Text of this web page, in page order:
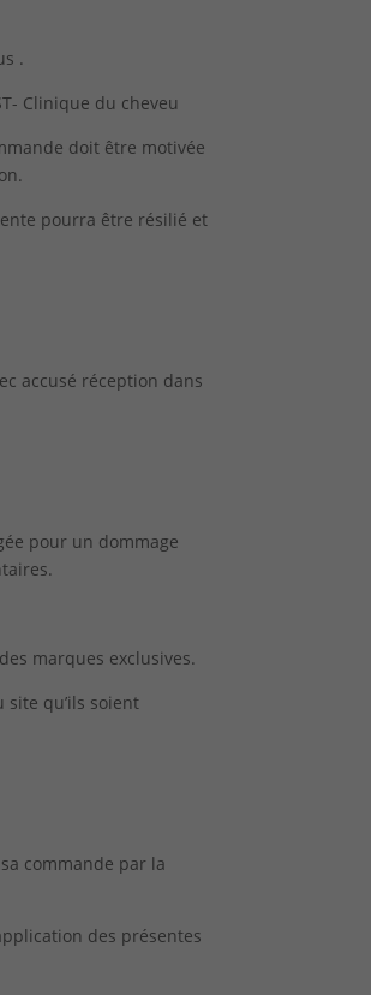
.
Clinique du cheveu
doit être motivée
pourra être résilié et
accusé réception dans
pour un dommage
marques exclusives.
qu’ils soient
commande par la
des présentes